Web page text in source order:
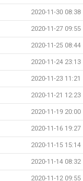
2020-11-30 08:38
2020-11-27 09:55
2020-11-25 08:44
2020-11-24 23:13
2020-11-23 11:21
2020-11-21 12:23
2020-11-19 20:00
2020-11-16 19:27
2020-11-15 15:14
2020-11-14 08:32
2020-11-12 09:55